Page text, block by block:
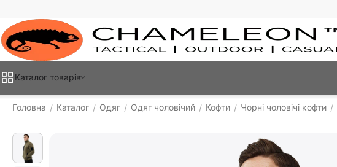
Каталог товарiв
Головна / Каталог / Одяг / Одяг чоловічий / Кофти / Чорні чоловічі кофти /